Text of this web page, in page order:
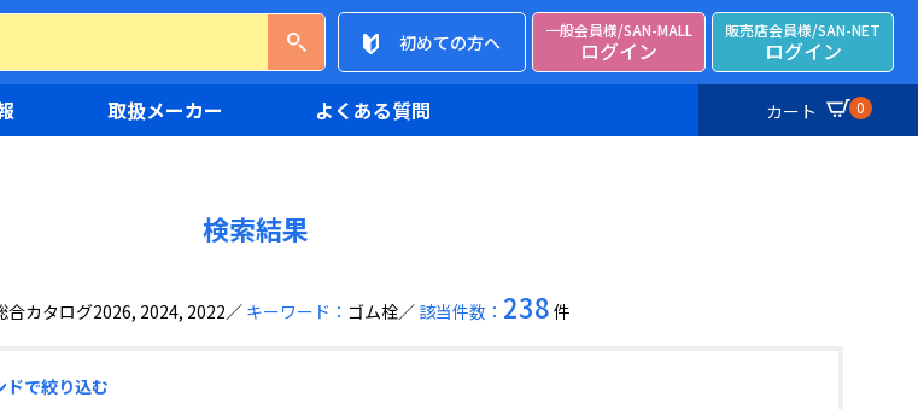
初めての方へ
一般会員様/SAN-MALL
ログイン
販売店会員様/SAN-NET
ログイン
カート 0
取扱メーカー よくある質問
検索結果
合カタログ2026, 2024, 2022 キーワード： ゴム栓 該当件数： 238 件
ドで絞り込む